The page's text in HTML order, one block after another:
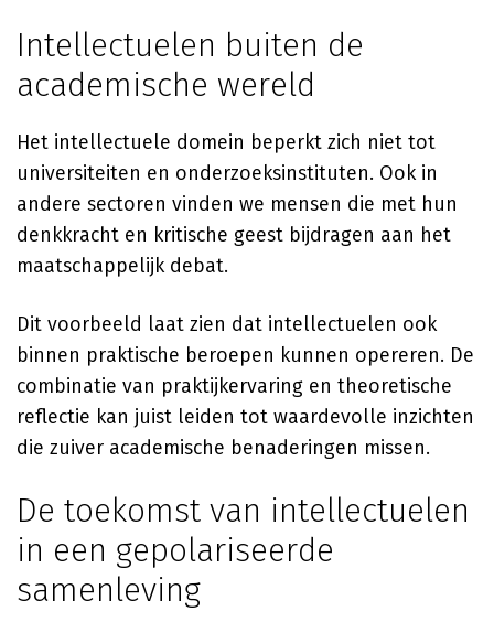
Intellectuelen buiten de
academische wereld
Het intellectuele domein beperkt zich niet tot
universiteiten en onderzoeksinstituten. Ook in
andere sectoren vinden we mensen die met hun
denkkracht en kritische geest bijdragen aan het
maatschappelijk debat.
Dit voorbeeld laat zien dat intellectuelen ook
binnen praktische beroepen kunnen opereren. De
combinatie van praktijkervaring en theoretische
reflectie kan juist leiden tot waardevolle inzichten
die zuiver academische benaderingen missen.
De toekomst van intellectuelen
in een gepolariseerde
samenleving